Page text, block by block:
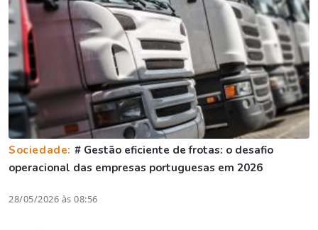
Sociedade: # Gestão eficiente de frotas: o desafio
operacional das empresas portuguesas em 2026
28/05/2026 às 08:56